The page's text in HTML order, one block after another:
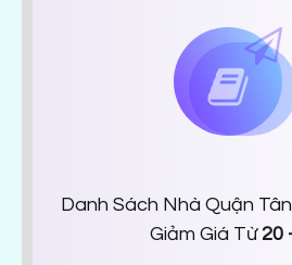
Danh Sách Nhà Quận
Giảm Giá Từ 20